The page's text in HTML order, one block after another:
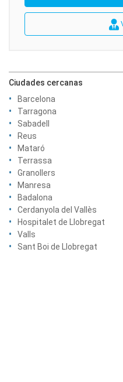
Ciudades cercanas
Barcelona
Tarragona
Sabadell
Reus
Mataró
Terrassa
Granollers
Manresa
Badalona
Cerdanyola del Vallès
Hospitalet de Llobregat
Valls
Sant Boi de Llobregat